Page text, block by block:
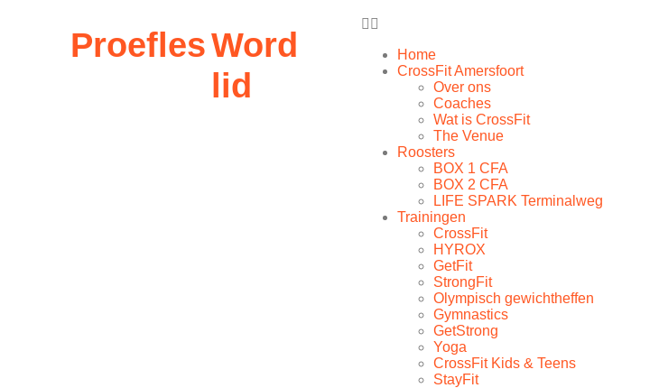
ProeflesWord
lid
Home
CrossFit Amersfoort
Over ons
Coaches
Wat is CrossFit
The Venue
Roosters
BOX 1 CFA
BOX 2 CFA
LIFE SPARK Terminalweg
Trainingen
CrossFit
HYROX
GetFit
StrongFit
Olympisch gewichtheffen
Gymnastics
GetStrong
Yoga
CrossFit Kids & Teens
StayFit